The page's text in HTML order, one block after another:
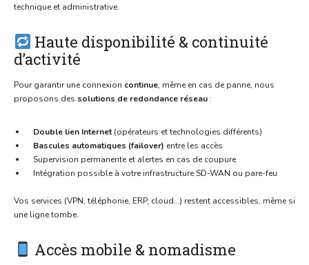
technique et administrative.
Haute disponibilité & continuité
d’activité
Pour garantir une connexion continue, même en cas de panne, nous
proposons des solutions de redondance réseau:
Double lien Internet(opérateurs et technologies différents)
Bascules automatiques (failover) entre les accès
Supervision permanente et alertes en cas de coupure
Intégration possible à votre infrastructure SD-WAN ou pare-feu
Vos services (VPN, téléphonie, ERP, cloud…) restent accessibles, même si
une ligne tombe.
Accès mobile & nomadisme